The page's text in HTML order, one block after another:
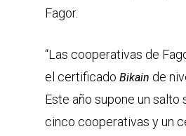
Fagor.
“Las cooperativas de
el certificado Bikain de
Este año supone un salto
cinco cooperativas y un